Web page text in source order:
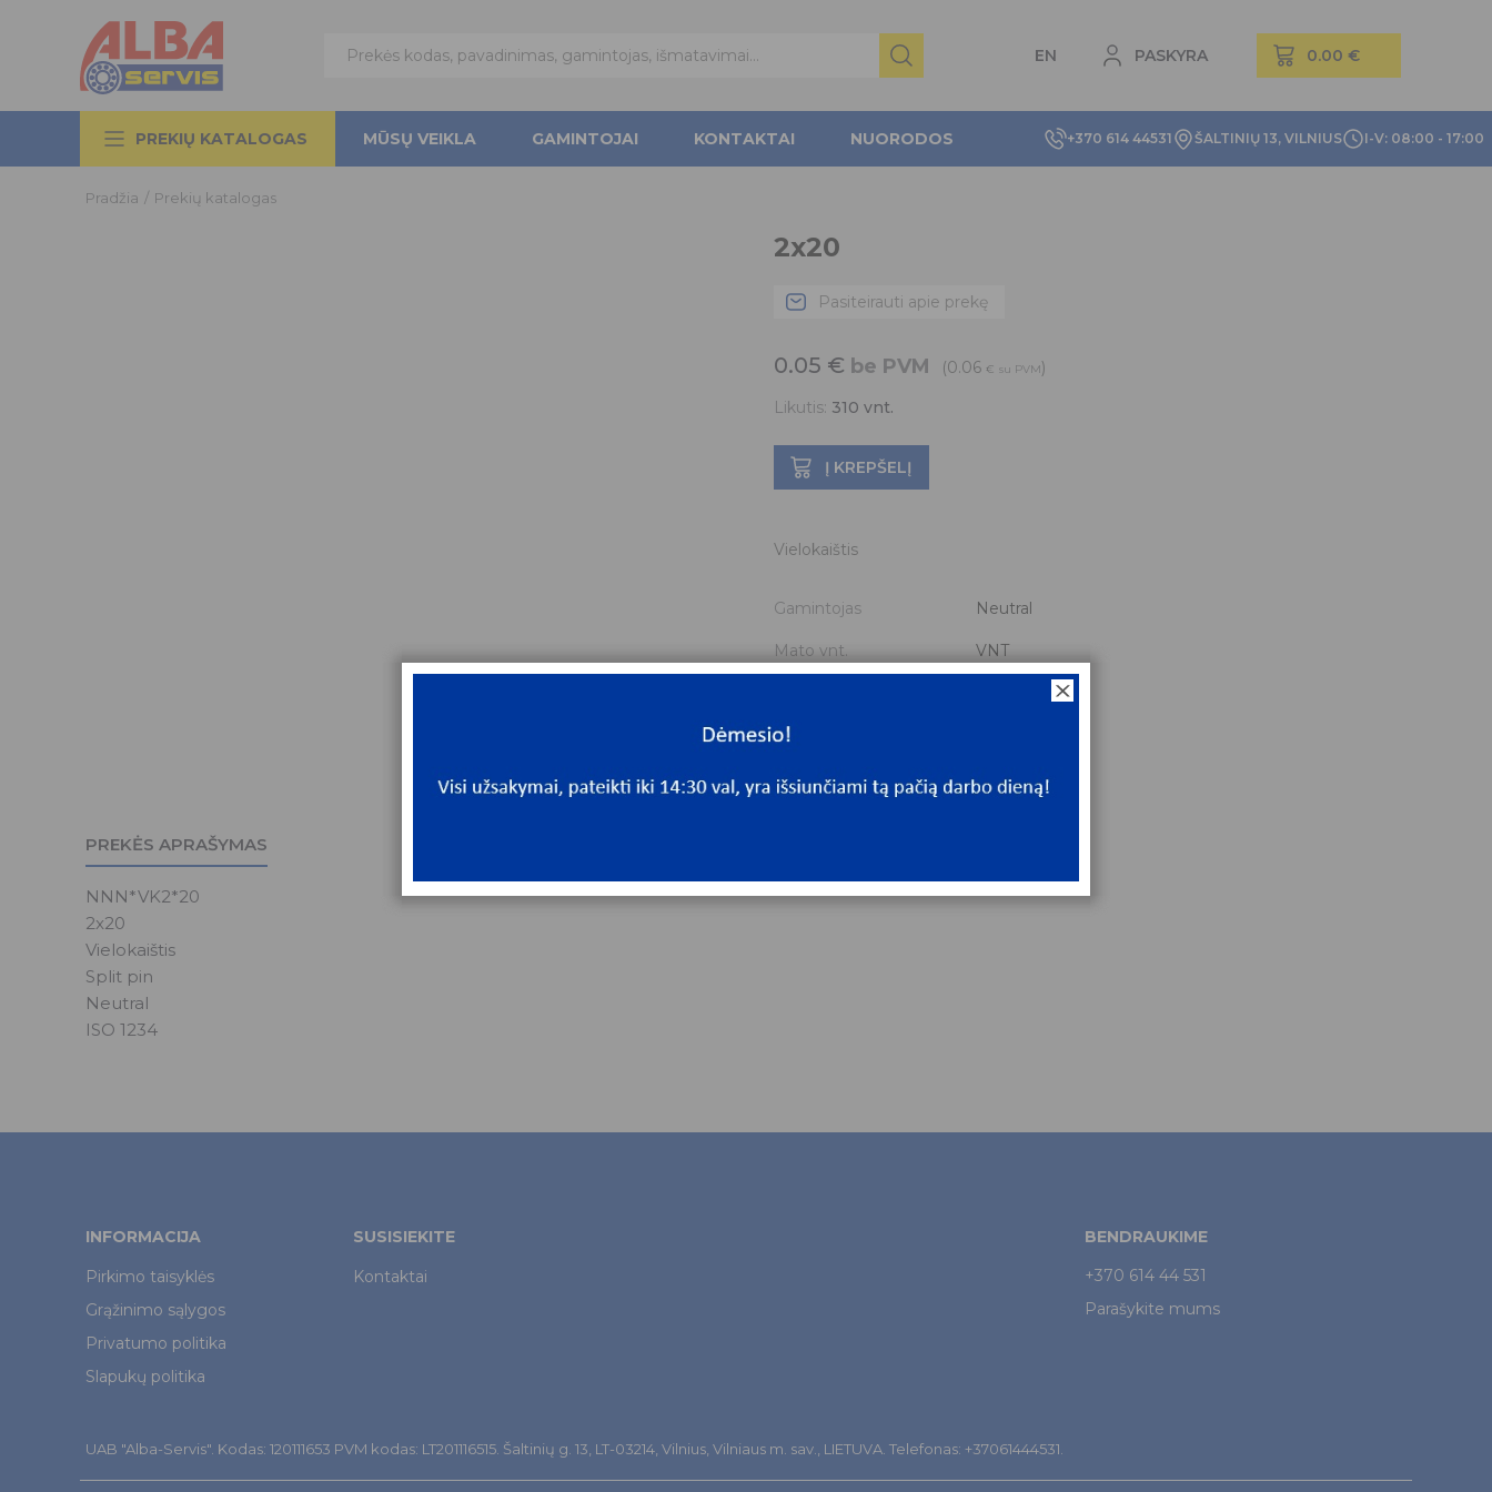
EN PASKYRA
+370 614 44531 ŠALTINIŲ 13, VILNIUS I-V: 08:00 - 17:00
PREKIŲ KATALOGAS MŪSŲ VEIKLA GAMINTOJAI KONTAKTAI NUORODOS
Pradžia / Prekių katalogas
2x20
Pasiteirauti apie prekę
0.05 € be PVM (0.06 € su PVM)
Likutis: 310 vnt.
Į KREPŠELĮ
Vielokaištis
Gamintojas Neutral
Mato vnt. VNT
Mato vnt
PREKĖS APRAŠYMAS
NNN*VK2*20
2x20
Vielokaištis
Split pin
Neutral
ISO 1234
INFORMACIJA
Pirkimo taisyklės
Grąžinimo sąlygos
Privatumo politika
Slapukų politika
SUSISIEKITE
Kontaktai
BENDRAUKIME
+370 614 44 531
Parašykite mums
UAB "Alba-Servis". Kodas: 120111653 PVM kodas: LT201116515. Šaltinių g. 13, LT-03214, Vilnius, Vilniaus m. sav., LIETUVA. Telefonas: +37061444531.